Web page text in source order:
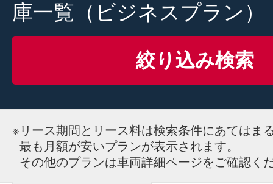
庫一覧（ビジネスプラン）
絞り込み検索
※ リース期間とリース料は検索条件にあてはま
最も月額が安いプランが表示されます。
その他のプランは車両詳細ページをご確認く